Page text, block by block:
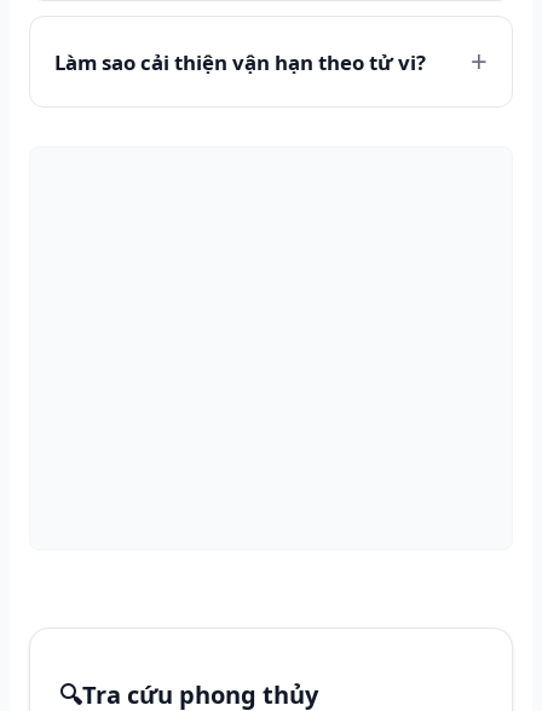
🔍Tra cứu phong thủy
Làm sao cải thiện vận hạn theo tử vi?